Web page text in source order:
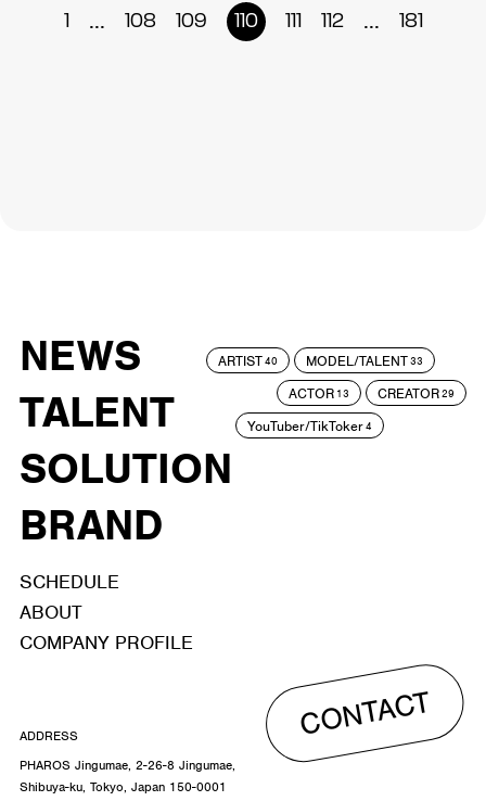
1 ... 108 109 110 111 112 ... 181
NEWS
TALENT
SOLUTION
BRAND
ARTIST40 MODEL/TALENT33
ACTOR 13 CREATOR29
YouTuber/TikToker4
SCHEDULE
ABOUT
COMPANY PROFILE
CONTACT
ADDRESS
PHAROS Jingumae, 2-26-8 Jingumae,
Shibuya-ku, Tokyo, Japan 150-0001